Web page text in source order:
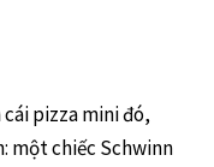
pizza mini đó,
một chiếc Schwinn